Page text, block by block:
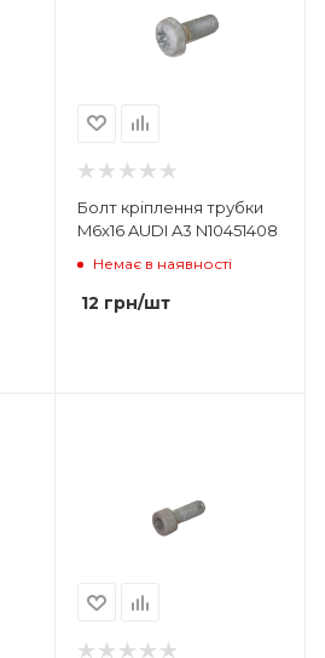
Болт кріплення трубки
M6x16 AUDI A3 N10451408
Немає в наявності
12 грн/шт